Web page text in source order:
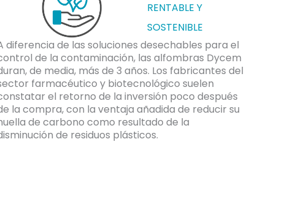
RENTABLE Y
SOSTENIBLE
diferencia de las soluciones desechables para el
de la contaminación, las alfombras Dycem
de media, más de 3 años. Los fabricantes del
farmacéutico y biotecnológico suelen
el retorno de la inversión poco después
la compra, con la ventaja añadida de reducir su
de carbono como resultado de la
de residuos plásticos.